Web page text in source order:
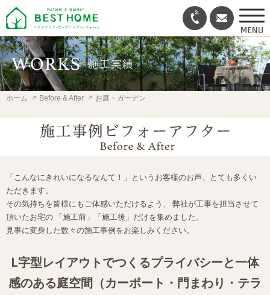
ホーム Before & After お庭・ガーデン
「こんなにきれいになるなんて！」というお客様のお声、とても多くい
ただきます。
その気持ちを皆様にもご体感いただけるよう、 弊社が工事を担当させて
頂いたお宅の 「施工前」「施工後」だけを集めました。
見事に変身した数々の施工事例をお楽しみください。
L字型レイアウトでつくるプライバシーと一体
感のある庭空間（カーポート・門まわり・テラ